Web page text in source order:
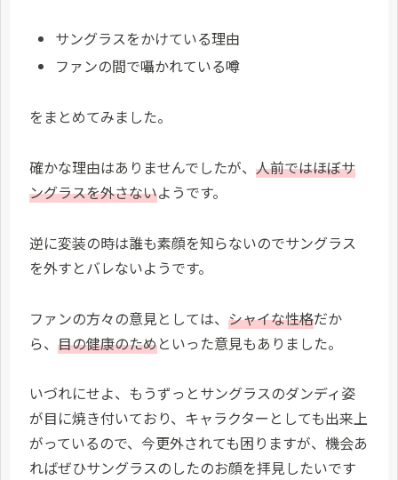
サングラスをかけている理由
ファンの間で囁かれている噂
をまとめてみました。
確かな理由はありませんでしたが、 人前ではほぼサ
ングラスを外さないようです。
逆に変装の時は誰も素顔を知らないのでサングラス
を外すとバレないようです。
ファンの方々の意見としては、 シャイな性格だか
ら、 目の健康のためといった意見もありました。
いづれにせよ、もうずっとサングラスのダンディ姿
が目に焼き付いており、キャラクターとしても出来上
がっているので、今更外されても困りますが、機会あ
ればぜひサングラスのしたのお顔を拝見したいです